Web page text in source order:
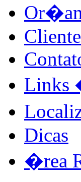
Links
Dicas
�rea